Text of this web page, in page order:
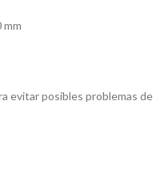
mm
evitar posibles problemas de